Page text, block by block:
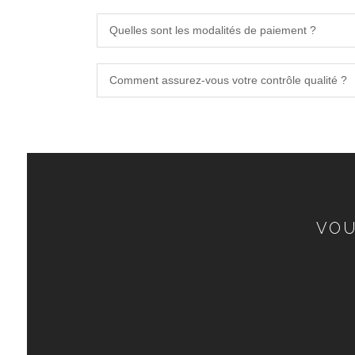
Quelles sont les modalités de paiement ?
Comment assurez-vous votre contrôle qualité ?